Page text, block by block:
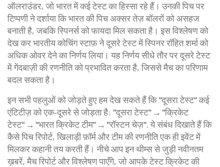
ऑलराउंडर, जो भारत में कई टेस्ट का हिस्सा रहे हैं। उनकी पिच पर
टिप्पणी ने दर्शाया कि भारत की पिच अक्सर तेज़ बॉलरों को असहज
बनाती है, जबकि स्पिनर्स को फायदा मिल सकता है। इस विश्लेषण को
देख कर भारतीय कोचिंग स्टाफ़ ने दूसरे टेस्ट में स्पिनर रॉहित शर्मा को
अधिक ओवर देने का निर्णय लिया। यह निर्णय सीधे तौर पर दूसरे टेस्ट
में गेंदबाज़ी की रणनीति को प्रभावित करता है, जिससे मैच का परिणाम
बदल सकता है।
इन सभी पहलुओं को जोड़ते हुए हम देख सकते हैं कि "दूसरा टेस्ट" कई
एंटिटीज़ को एक‑दूसरे से जोड़ता है: "दूसरा टेस्ट" → "क्रिकेट
टेस्ट" → "भारत क्रिकेट टीम" → "रॉस्टन चेज़". ये संबंध दिखाते हैं कि
कैसे पिच रिपोर्ट, खिलाड़ी फ़ॉर्म और टीम की रणनीति एक ही इवेंट में
मिलकर कहानी तय करती हैं। नीचे आप इन थीम्स से जुड़ी नवीनतम
ख़बरें, मैच रिपोर्ट और विश्लेषण पाएँगे, जो आपके टेस्ट क्रिकेट की